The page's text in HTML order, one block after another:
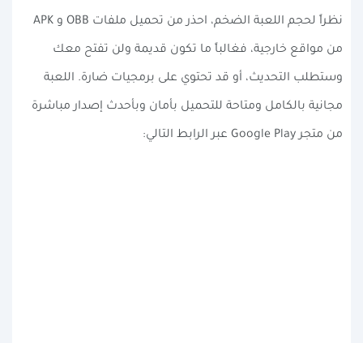
نظراً لحجم اللعبة الضخم، احذر من تحميل ملفات OBB و APK
من مواقع خارجية، فغالباً ما تكون قديمة ولن تفتح معك
وستطلب التحديث، أو قد تحتوي على برمجيات ضارة. اللعبة
مجانية بالكامل ومتاحة للتحميل بأمان وبأحدث إصدار مباشرة
من متجر Google Play عبر الرابط التالي: